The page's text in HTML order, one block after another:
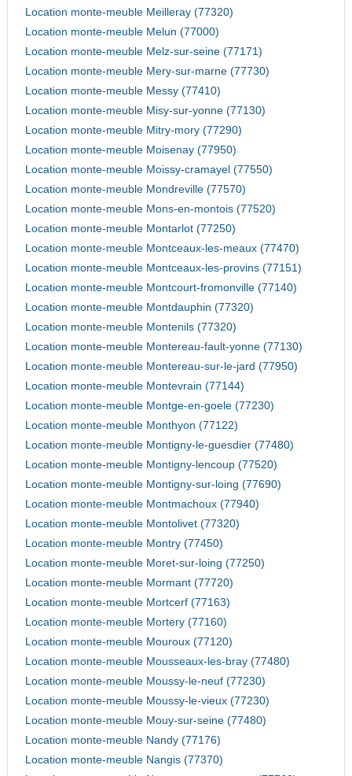
Location monte-meuble Meilleray (77320)
Location monte-meuble Melun (77000)
Location monte-meuble Melz-sur-seine (77171)
Location monte-meuble Mery-sur-marne (77730)
Location monte-meuble Messy (77410)
Location monte-meuble Misy-sur-yonne (77130)
Location monte-meuble Mitry-mory (77290)
Location monte-meuble Moisenay (77950)
Location monte-meuble Moissy-cramayel (77550)
Location monte-meuble Mondreville (77570)
Location monte-meuble Mons-en-montois (77520)
Location monte-meuble Montarlot (77250)
Location monte-meuble Montceaux-les-meaux (77470)
Location monte-meuble Montceaux-les-provins (77151)
Location monte-meuble Montcourt-fromonville (77140)
Location monte-meuble Montdauphin (77320)
Location monte-meuble Montenils (77320)
Location monte-meuble Montereau-fault-yonne (77130)
Location monte-meuble Montereau-sur-le-jard (77950)
Location monte-meuble Montevrain (77144)
Location monte-meuble Montge-en-goele (77230)
Location monte-meuble Monthyon (77122)
Location monte-meuble Montigny-le-guesdier (77480)
Location monte-meuble Montigny-lencoup (77520)
Location monte-meuble Montigny-sur-loing (77690)
Location monte-meuble Montmachoux (77940)
Location monte-meuble Montolivet (77320)
Location monte-meuble Montry (77450)
Location monte-meuble Moret-sur-loing (77250)
Location monte-meuble Mormant (77720)
Location monte-meuble Mortcerf (77163)
Location monte-meuble Mortery (77160)
Location monte-meuble Mouroux (77120)
Location monte-meuble Mousseaux-les-bray (77480)
Location monte-meuble Moussy-le-neuf (77230)
Location monte-meuble Moussy-le-vieux (77230)
Location monte-meuble Mouy-sur-seine (77480)
Location monte-meuble Nandy (77176)
Location monte-meuble Nangis (77370)